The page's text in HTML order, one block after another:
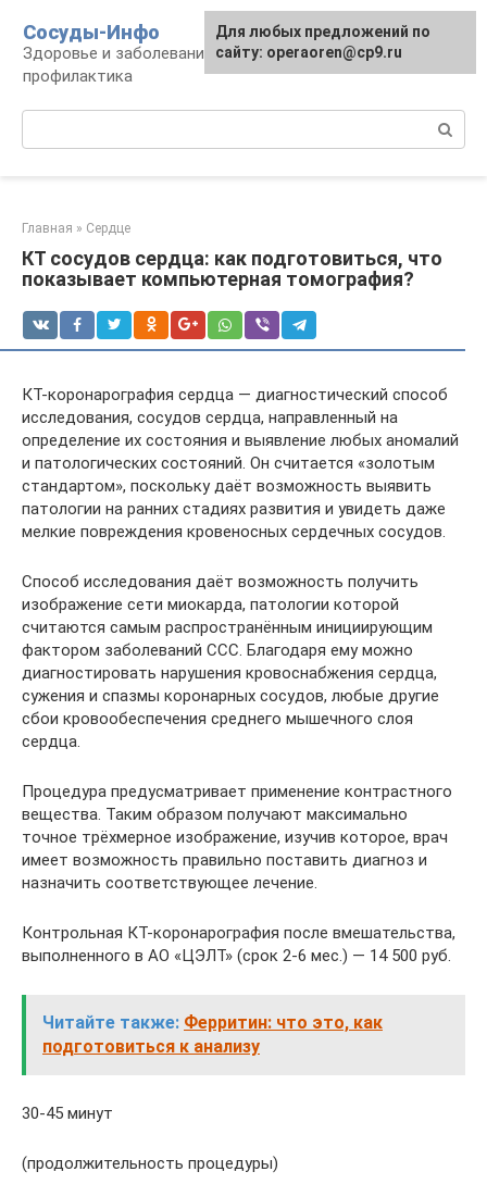
контенту
Сосуды-Инфо
Здоровье и заболевания сосудов и сердца,
профилактика
Главная » Сердце
КТ сосудов сердца: как подготовиться, что
показывает компьютерная томография?
КТ-коронарография сердца — диагностический способ
исследования, сосудов сердца, направленный на
определение их состояния и выявление любых аномалий
и патологических состояний. Он считается «золотым
стандартом», поскольку даёт возможность выявить
патологии на ранних стадиях развития и увидеть даже
мелкие повреждения кровеносных сердечных сосудов.
Способ исследования даёт возможность получить
изображение сети миокарда, патологии которой
считаются самым распространённым инициирующим
фактором заболеваний ССС. Благодаря ему можно
диагностировать нарушения кровоснабжения сердца,
сужения и спазмы коронарных сосудов, любые другие
сбои кровообеспечения среднего мышечного слоя
сердца.
Процедура предусматривает применение контрастного
вещества. Таким образом получают максимально
точное трёхмерное изображение, изучив которое, врач
имеет возможность правильно поставить диагноз и
назначить соответствующее лечение.
Контрольная КТ-коронарография после вмешательства,
выполненного в АО «ЦЭЛТ» (срок 2-6 мес.) — 14 500 руб.
Читайте также: Ферритин: что это, как
подготовиться к анализу
30-45 минут
(продолжительность процедуры)
Для любых предложений по
сайту: operaoren@cp9.ru